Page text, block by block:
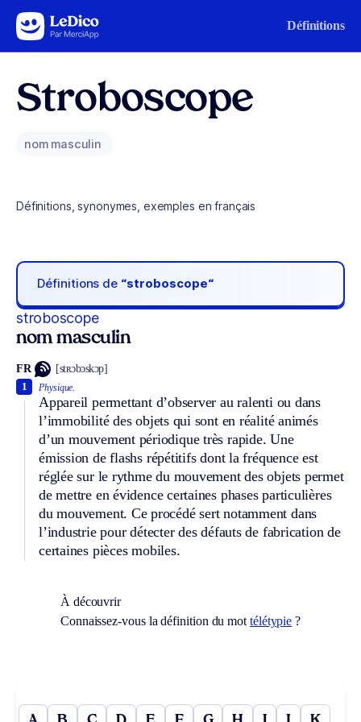
Aller au contenu Définitions
Stroboscope
nom masculin
Définitions, synonymes, exemples en français
Définitions de “stroboscope“
stroboscope
nom masculin
FR [stʀɔbɔskɔp]
Physique.
Appareil permettant d’observer au ralenti ou dans
l’immobilité des objets qui sont en réalité animés
d’un mouvement périodique très rapide. Une
émission de flashs répétitifs dont la fréquence est
réglée sur le rythme du mouvement des objets permet
de mettre en évidence certaines phases particulières
du mouvement. Ce procédé sert notamment dans
l’industrie pour détecter des défauts de fabrication de
certaines pièces mobiles.
1
À découvrir
Connaissez-vous la définition du mot télétypie ?